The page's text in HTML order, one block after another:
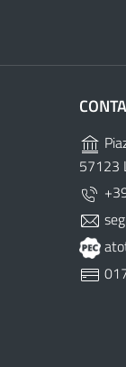
57123